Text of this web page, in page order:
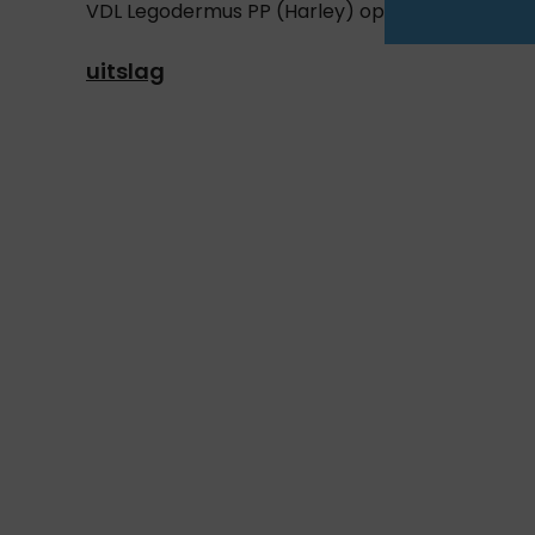
VDL Legodermus PP (Harley) op een negende
uitslag